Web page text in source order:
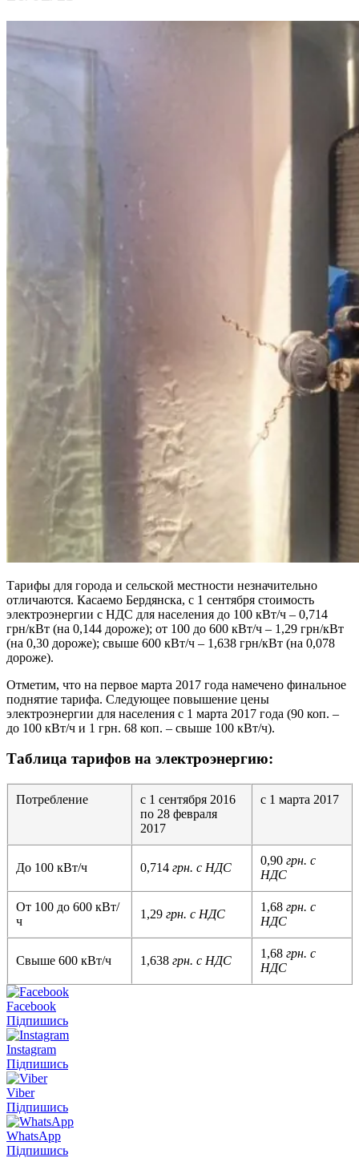
Тарифы для города и сельской местности незначительно
отличаются. Касаемо Бердянска, с 1 сентября стоимость
электроэнергии с НДС для населения до 100 кВт/ч – 0,714
грн/кВт (на 0,144 дороже); от 100 до 600 кВт/ч – 1,29 грн/кВт
(на 0,30 дороже); свыше 600 кВт/ч – 1,638 грн/кВт (на 0,078
дороже).
Отметим, что на первое марта 2017 года намечено финальное
поднятие тарифа. Следующее повышение цены
электроэнергии для населения с 1 марта 2017 года (90 коп. –
до 100 кВт/ч и 1 грн. 68 коп. – свыше 100 кВт/ч).
Таблица тарифов на электроэнергию:
Потребление
с 1 сентября 2016
по 28 февраля
2017
с 1 марта 2017
До 100 кВт/ч 0,714 грн. с НДС
0,90 грн. с
НДС
От 100 до 600 кВт/
ч
1,29 грн. с НДС
1,68 грн. с
НДС
Свыше 600 кВт/ч 1,638 грн. с НДС
1,68 грн. с
НДС
Facebook
Підпишись
Instagram
Підпишись
Viber
Підпишись
WhatsApp
Підпишись